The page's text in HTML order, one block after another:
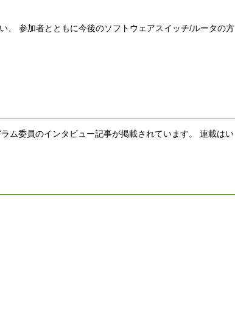
、 参加者とともに今後のソフトウェアスイッチ/ルータの方
ム委員のインタビュー記事が掲載されています。 連載はい